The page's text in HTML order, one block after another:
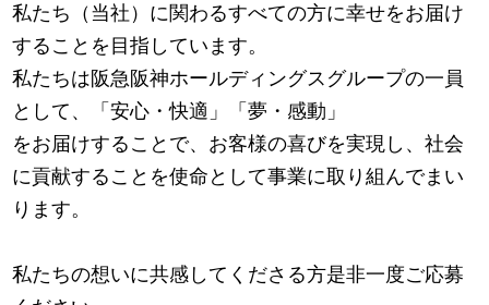
私たち（当社）に関わるすべての方に幸せをお届け
することを目指しています。
私たちは阪急阪神ホールディングスグループの一員
として、「安心・快適」「夢・感動」
をお届けすることで、お客様の喜びを実現し、社会
に貢献することを使命として事業に取り組んでまい
ります。
私たちの想いに共感してくださる方是非一度ご応募